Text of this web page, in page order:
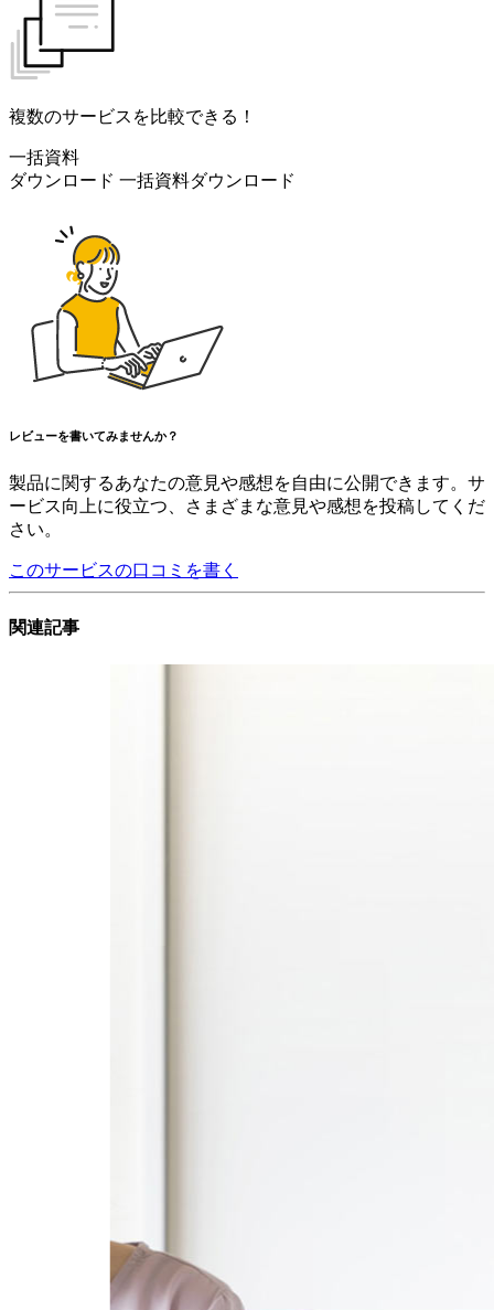
複数のサービスを比較できる！
一括資料
ダウンロード 一括資料ダウンロード
レビューを書いてみませんか？
製品に関するあなたの意見や感想を自由に公開できます。サ
ービス向上に役立つ、さまざまな意見や感想を投稿してくだ
さい。
このサービスの口コミを書く
関連記事